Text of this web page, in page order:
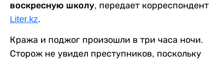
воскресную школу, передает корреспондент
Liter.kz.
Кража и поджог произошли в три часа ночи.
Сторож не увидел преступников, поскольку